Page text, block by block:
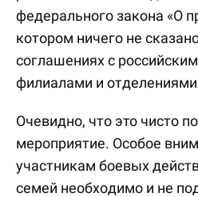
федерального закона «О
котором ничего не
соглашениях с
филиалами и
Очевидно, что это чисто
мероприятие. Особое
участникам боевых
семей необходимо и не